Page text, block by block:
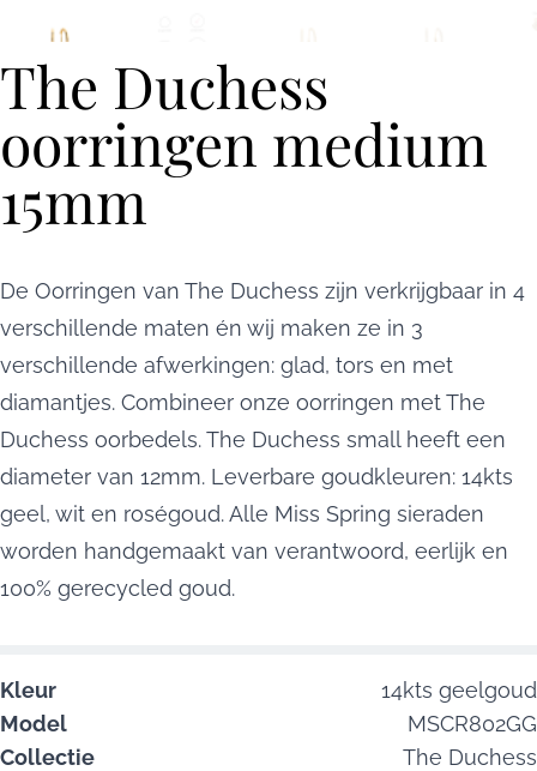
The Duchess
oorringen medium
15mm
De Oorringen van The Duchess zijn verkrijgbaar in 4
verschillende maten én wij maken ze in 3
verschillende afwerkingen: glad, tors en met
diamantjes. Combineer onze oorringen met The
Duchess oorbedels. The Duchess small heeft een
diameter van 12mm. Leverbare goudkleuren: 14kts
geel, wit en roségoud. Alle Miss Spring sieraden
worden handgemaakt van verantwoord, eerlijk en
100% gerecycled goud.
Kleur
14kts geelgoud
Model
MSCR802GG
Collectie
The Duchess